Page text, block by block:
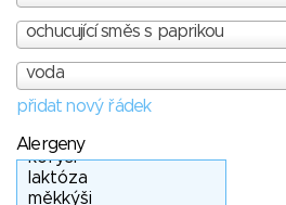
ochucující směs s paprikou
voda
přidat nový řádek
Alergeny